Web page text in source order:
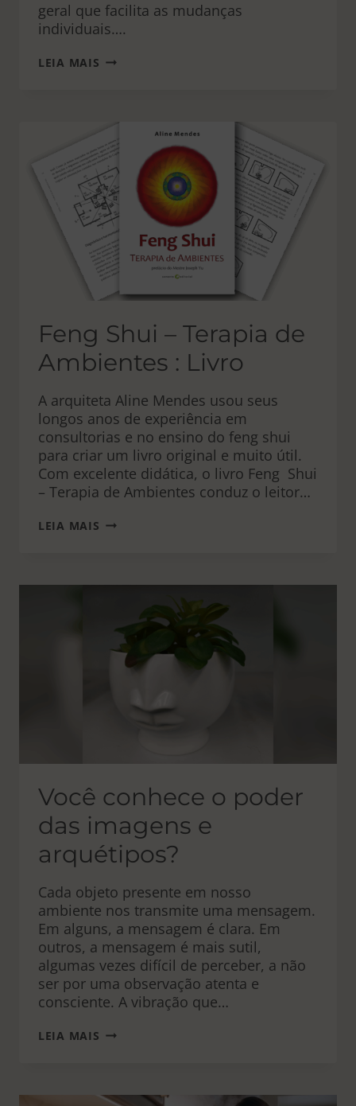
geral que facilita as mudanças
individuais….
LEIA MAIS LIMPEZA
Feng Shui – Terapia de
Ambientes : Livro
A arquiteta Aline Mendes usou seus
longos anos de experiência em
consultorias e no ensino do feng shui
para criar um livro original e muito útil.
Com excelente didática, o livro Feng Shui
– Terapia de Ambientes conduz o leitor…
LEIA MAIS FENG
LIVRO
Você conhece o poder
das imagens e
arquétipos?
Cada objeto presente em nosso
ambiente nos transmite uma mensagem.
Em alguns, a mensagem é clara. Em
outros, a mensagem é mais sutil,
algumas vezes difícil de perceber, a não
ser por uma observação atenta e
consciente. A vibração que…
LEIA MAIS VOCÊ